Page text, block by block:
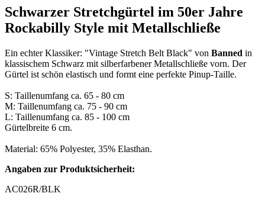
Schwarzer Stretchgürtel im 50er Jahre
Rockabilly Style mit Metallschließe
Ein echter Klassiker: "Vintage Stretch Belt Black" von Banned in
klassischem Schwarz mit silberfarbener Metallschließe vorn. Der
Gürtel ist schön elastisch und formt eine perfekte Pinup-Taille.
S: Taillenumfang ca. 65 - 80 cm
M: Taillenumfang ca. 75 - 90 cm
L: Taillenumfang ca. 85 - 100 cm
Gürtelbreite 6 cm.
Material: 65% Polyester, 35% Elasthan.
Angaben zur Produktsicherheit:
AC026R/BLK